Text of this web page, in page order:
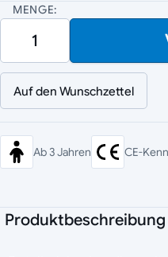
MENGE:
Auf den Wunschzettel
Ab 3 Jahren CE-
Produktbeschreibung